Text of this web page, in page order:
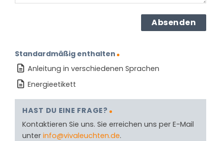
Standardmäßig enthalten
Anleitung in verschiedenen Sprachen
Energieetikett
HAST DU EINE FRAGE?
Kontaktieren Sie uns. Sie erreichen uns per E-Mail
unter info@vivaleuchten.de.